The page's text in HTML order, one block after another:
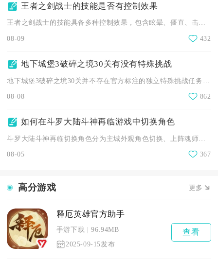
王者之剑战士的技能是否有控制效果
王者之剑战士的技能具备多种控制效果，包含眩晕、僵直、击退等强...
08-09 432
地下城堡3破碎之境30关有没有特殊挑战
08-08 862
如何在斗罗大陆斗神再临游戏中切换角色
08-05 367
高分游戏 更多
释厄英雄官方助手
手游下载
96.94MB
2025-09-15发布
查看